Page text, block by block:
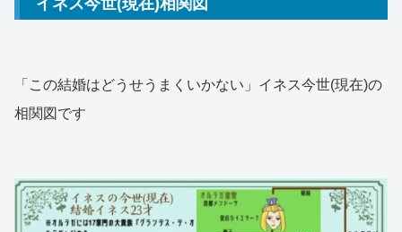
「この結婚はどうせうまくいかない」イネス今世(現在)の
相関図です